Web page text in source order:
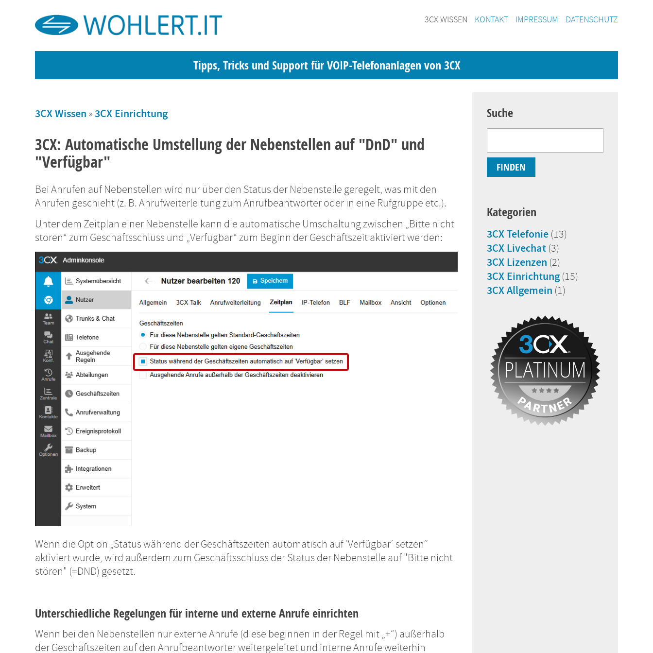
3CX WISSEN KONTAKT IMPRESSUM DATENSCHUTZ
Tipps, Tricks und Support für VOIP-Telefonanlagen von 3CX
3CX Wissen »3CX Einrichtung
3CX: Automatische Umstellung der Nebenstellen auf "DnD" und
"Verfügbar"
Bei Anrufen auf Nebenstellen wird nur über den Status der Nebenstelle geregelt, was mit den
Anrufen geschieht (z. B. Anrufweiterleitung zum Anrufbeantworter oder in eine Rufgruppe etc.).
Unter dem Zeitplan einer Nebenstelle kann die automatische Umschaltung zwischen „Bitte nicht
stören“ zum Geschäftsschluss und „Verfügbar“ zum Beginn der Geschäftszeit aktiviert werden:
Wenn die Option „Status während der Geschäftszeiten automatisch auf ‘Verfügbar‘ setzen“
aktiviert wurde, wird außerdem zum Geschäftsschluss der Status der Nebenstelle auf "Bitte nicht
stören" (=DND) gesetzt.
Unterschiedliche Regelungen für interne und externe Anrufe einrichten
Wenn bei den Nebenstellen nur externe Anrufe (diese beginnen in der Regel mit „+“) außerhalb
der Geschäftszeiten auf den Anrufbeantworter weitergeleitet und interne Anrufe weiterhin
Suche
Kategorien
3CX Telefonie (13)
3CX Livechat (3)
3CX Lizenzen (2)
3CX Einrichtung (15)
3CX Allgemein (1)